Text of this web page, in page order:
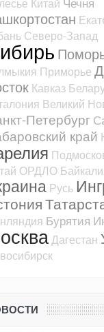
Китай
Северо-Запад
Приморье
Кавказ
Великий
Петербург
край
ОРДЛО
Русь
Бурятия
Дагестан